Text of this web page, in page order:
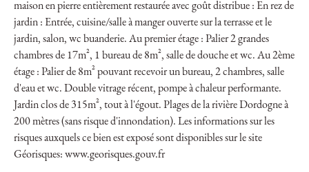
maison en pierre entièrement restaurée avec goût distribue : En rez de
jardin : Entrée, cuisine/salle à manger ouverte sur la terrasse et le
jardin, salon, wc buanderie. Au premier étage : Palier 2 grandes
chambres de 17m², 1 bureau de 8m², salle de douche et wc. Au 2ème
étage : Palier de 8m² pouvant recevoir un bureau, 2 chambres, salle
d'eau et wc. Double vitrage récent, pompe à chaleur performante.
Jardin clos de 315m², tout à l'égout. Plages de la rivière Dordogne à
200 mètres (sans risque d'innondation). Les informations sur les
risques auxquels ce bien est exposé sont disponibles sur le site
Géorisques: www.georisques.gouv.fr